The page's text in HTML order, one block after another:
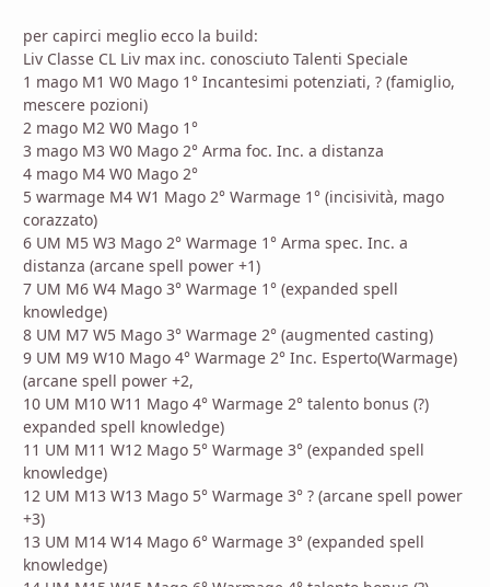
per capirci meglio ecco la build:
Liv Classe CL Liv max inc. conosciuto Talenti Speciale
1 mago M1 W0 Mago 1° Incantesimi potenziati, ? (famiglio,
mescere pozioni)
2 mago M2 W0 Mago 1°
3 mago M3 W0 Mago 2° Arma foc. Inc. a distanza
4 mago M4 W0 Mago 2°
5 warmage M4 W1 Mago 2° Warmage 1° (incisività, mago
corazzato)
6 UM M5 W3 Mago 2° Warmage 1° Arma spec. Inc. a
distanza (arcane spell power +1)
7 UM M6 W4 Mago 3° Warmage 1° (expanded spell
knowledge)
8 UM M7 W5 Mago 3° Warmage 2° (augmented casting)
9 UM M9 W10 Mago 4° Warmage 2° Inc. Esperto(Warmage)
(arcane spell power +2,
10 UM M10 W11 Mago 4° Warmage 2° talento bonus (?)
expanded spell knowledge)
11 UM M11 W12 Mago 5° Warmage 3° (expanded spell
knowledge)
12 UM M13 W13 Mago 5° Warmage 3° ? (arcane spell power
+3)
13 UM M14 W14 Mago 6° Warmage 3° (expanded spell
knowledge)